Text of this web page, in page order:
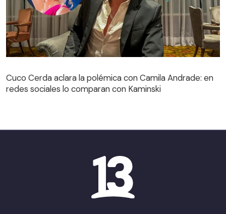
Cuco Cerda aclara la polémica con Camila Andrade: en
redes sociales lo comparan con Kaminski